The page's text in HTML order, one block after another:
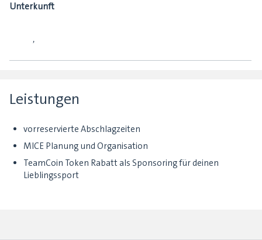
Unterkunft
,
Leistungen
vorreservierte Abschlagzeiten
MICE Planung und Organisation
TeamCoin Token Rabatt als Sponsoring für deinen
Lieblingssport